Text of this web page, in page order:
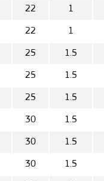
22 1
22 1
25 1.5
25 1.5
25 1.5
30 1.5
30 1.5
30 1.5